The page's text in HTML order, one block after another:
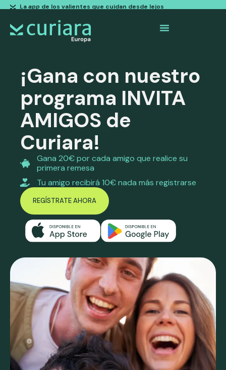
Laappde los valientes que cuidan desde lejos
¡Gana con nuestro
programa INVITA
AMIGOS de
Curiara!
Gana 20€ por cada amigo que realice su
primera remesa
Tu amigo recibirá 10€ nada más registrarse
REGÍSTRATE AHORA